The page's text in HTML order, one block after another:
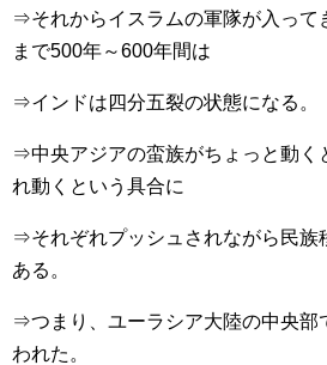
⇒それからイスラムの軍隊が入って
まで500年～600年間は
⇒インドは四分五裂の状態になる。
⇒中央アジアの蛮族がちょっと動く
れ動くという具合に
⇒それぞれプッシュされながら民族
ある。
⇒つまり、ユーラシア大陸の中央部
われた。